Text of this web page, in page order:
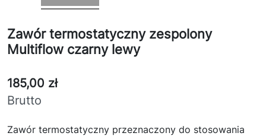
Zawór termostatyczny zespolony
Multiflow czarny lewy
185,00 zł
Brutto
Zawór termostatyczny przeznaczony do stosowania